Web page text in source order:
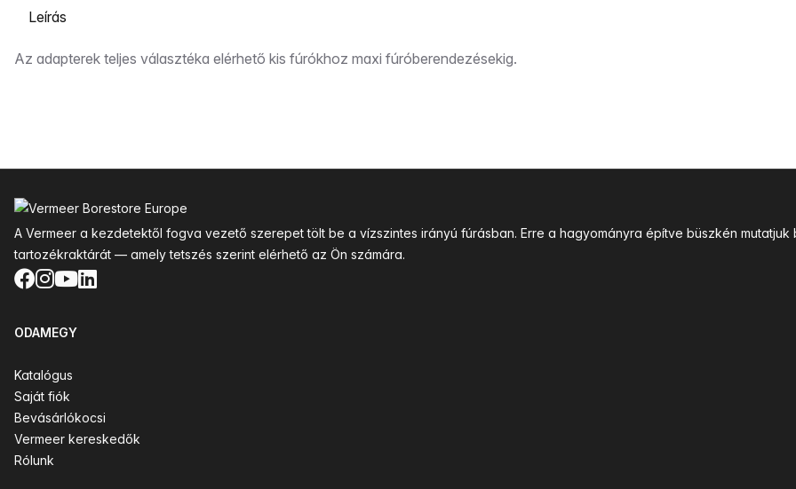
Válasszon ki egy lapot
Leírás
Az adapterek teljes választéka elérhető kis fúrókhoz maxi fúróberendezésekig.
A Vermeer a kezdetektől fogva vezető szerepet tölt be a vízszintes irányú fúrásban. Erre a hagyományra építve büszkén mutatjuk
tartozékraktárát — amely tetszés szerint elérhető az Ön számára.
Facebook
Instagram
YouTube
LinkedIn
ODAMEGY
Katalógus
Saját fiók
Bevásárlókocsi
Vermeer kereskedők
Rólunk